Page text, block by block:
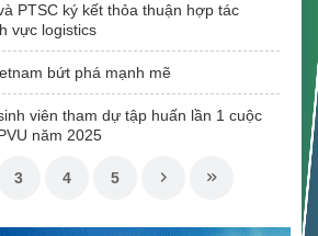
PTSC ký kết thỏa thuận hợp tác
vực logistics
bứt phá mạnh mẽ
viên tham dự tập huấn lần 1 cuộc
năm 2025
3 4 5